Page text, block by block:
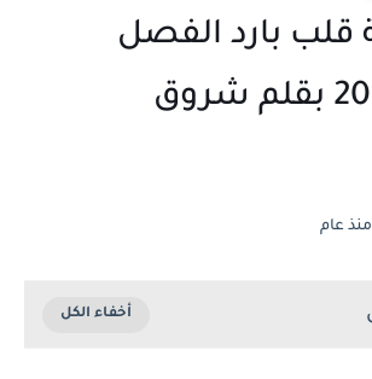
قلب بارد الفصل
العشرين 20 بقلم شروق
منذ عام